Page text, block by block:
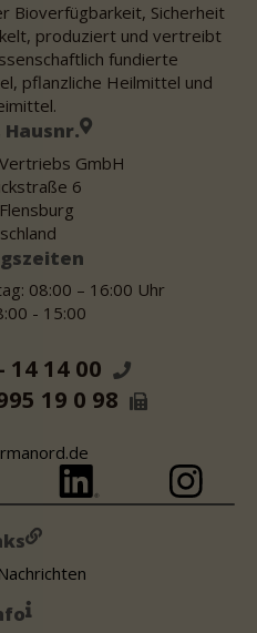
Bioverfügbarkeit, Sicherheit
produziert und vertreibt
fundierte
pflanzliche Heilmittel und
GmbH
6
08:00 – 16:00 Uhr
- 15:00
14 14 00
19 0 98